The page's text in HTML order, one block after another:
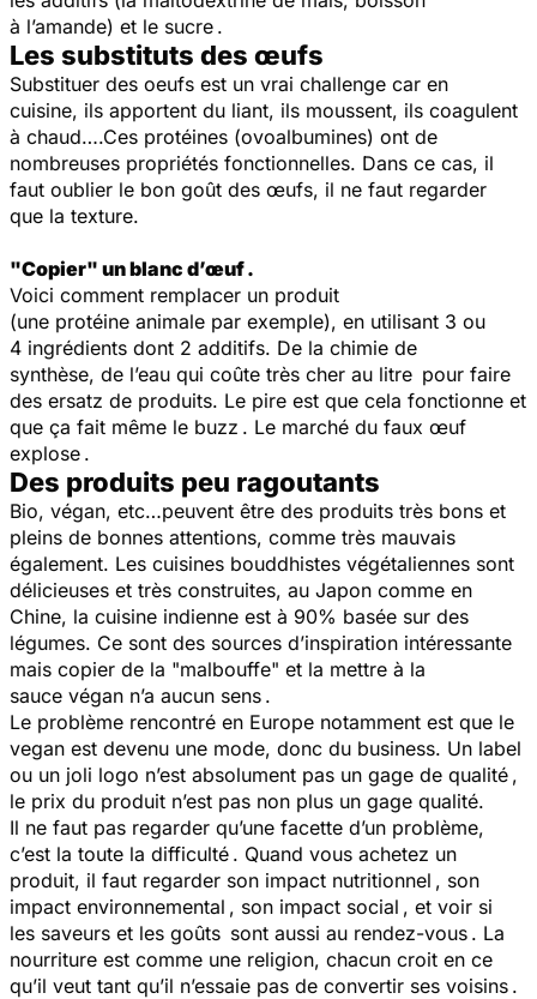
à l’amande) et le sucre .
Les substituts des œufs
Substituer des oeufs est un vrai challenge car en
cuisine, ils apportent du liant, ils moussent, ils coagulent
à chaud….Ces protéines (ovoalbumines) ont de
nombreuses propriétés fonctionnelles. Dans ce cas, il
faut oublier le bon goût des œufs, il ne faut regarder
que la texture.
"Copier" un blanc d’œuf .
Voici comment remplacer un produit
(une protéine animale par exemple), en utilisant 3 ou
4 ingrédients dont 2 additifs. De la chimie de
synthèse, de l’eau qui coûte très cher au litre pour faire
des ersatz de produits. Le pire est que cela fonctionne et
que ça fait même le buzz . Le marché du faux œuf
explose .
Des produits peu ragoutants
Bio, végan, etc…peuvent être des produits très bons et
pleins de bonnes attentions, comme très mauvais
également. Les cuisines bouddhistes végétaliennes sont
délicieuses et très construites, au Japon comme en
Chine, la cuisine indienne est à 90% basée sur des
légumes. Ce sont des sources d’inspiration intéressante
mais copier de la "malbouffe" et la mettre à la
sauce végan n’a aucun sens .
Le problème rencontré en Europe notamment est que le
vegan est devenu une mode, donc du business. Un label
ou un joli logo n’est absolument pas un gage de qualité ,
le prix du produit n’est pas non plus un gage qualité.
Il ne faut pas regarder qu’une facette d’un problème,
c’est la toute la difficulté . Quand vous achetez un
produit, il faut regarder son impact nutritionnel , son
impact environnemental , son impact social , et voir si
les saveurs et les goûts sont aussi au rendez-vous . La
nourriture est comme une religion, chacun croit en ce
qu’il veut tant qu’il n’essaie pas de convertir ses voisins .